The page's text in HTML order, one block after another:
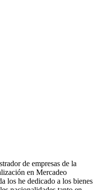
de empresas de la
en Mercadeo
los he dedicado a los bienes